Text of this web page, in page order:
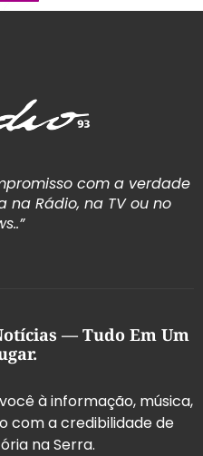
com a verdade
Rádio, na TV ou no
— Tudo Em Um
à informação, música,
com a credibilidade de
na Serra.